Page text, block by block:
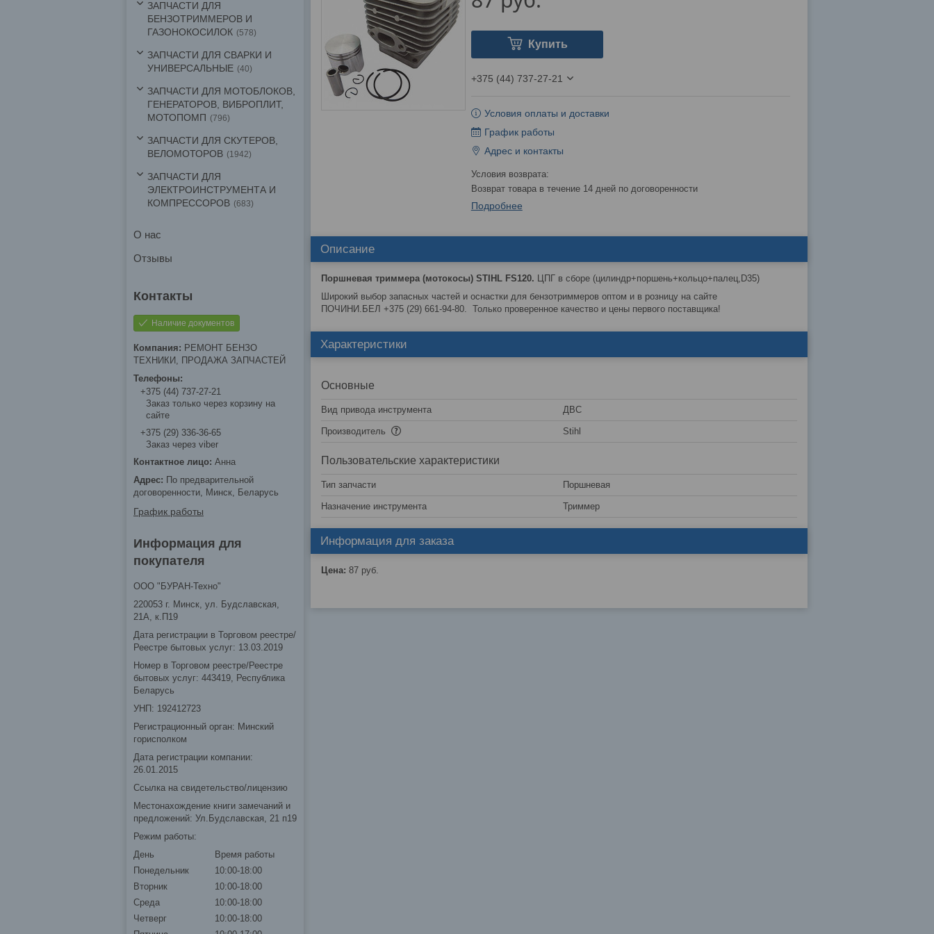
Купить
+375 (44) 737-27-21
Условия оплаты и доставки
График работы
Адрес и контакты
возврат товара в течение 14 дней по договоренности
Подробнее
Описание
Поршневая триммера (мотокосы) STIHL FS120. ЦПГ в сборе (цилиндр+поршень+кольцо+палец,D35)
Широкий выбор запасных частей и оснастки для бензотриммеров оптом и в розницу на сайте
ПОЧИНИ.БЕЛ +375 (29) 661-94-80. Только проверенное качество и цены первого поставщика!
Характеристики
Основные
Вид привода инструмента ДВС
Производитель Stihl
Пользовательские характеристики
Тип запчасти Поршневая
Назначение инструмента Триммер
Информация для заказа
Цена: 87 руб.
ЗАПЧАСТИ ДЛЯ
БЕНЗОТРИММЕРОВ И
ГАЗОНОКОСИЛОК
578
ЗАПЧАСТИ ДЛЯ СВАРКИ И
УНИВЕРСАЛЬНЫЕ
40
ЗАПЧАСТИ ДЛЯ МОТОБЛОКОВ,
ГЕНЕРАТОРОВ, ВИБРОПЛИТ,
МОТОПОМП
796
ЗАПЧАСТИ ДЛЯ СКУТЕРОВ,
ВЕЛОМОТОРОВ
1942
ЗАПЧАСТИ ДЛЯ
ЭЛЕКТРОИНСТРУМЕНТА И
КОМПРЕССОРОВ
683
О нас
Отзывы
Наличие документов
РЕМОНТ БЕНЗО
ТЕХНИКИ, ПРОДАЖА ЗАПЧАСТЕЙ
+375 (44) 737-27-21
Заказ только через корзину на
сайте
+375 (29) 336-36-65
Заказ через viber
Анна
По предварительной
договоренности, Минск, Беларусь
График работы
Информация для
покупателя
ООО "БУРАН-Техно"
220053 г. Минск, ул. Будславская,
21А, к.П19
Дата регистрации в Торговом реестре/
Реестре бытовых услуг: 13.03.2019
Номер в Торговом реестре/Реестре
бытовых услуг: 443419, Республика
Беларусь
УНП: 192412723
Регистрационный орган: Минский
горисполком
Дата регистрации компании:
26.01.2015
Ссылка на свидетельство/лицензию
Местонахождение книги замечаний и
предложений: Ул.Будславская, 21 п19
Режим работы:
День
Время работы
Понедельник
10:00-18:00
Вторник
10:00-18:00
Среда
10:00-18:00
Четверг
10:00-18:00